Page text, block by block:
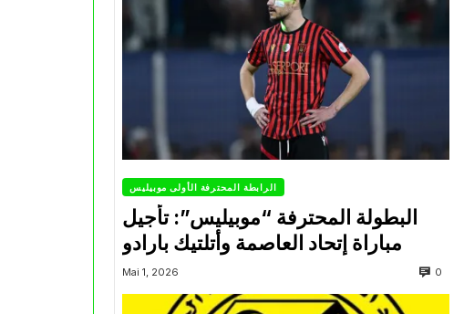
الرابطة المحترفة الأولى موبيليس
البطولة المحترفة “موبيليس”: تأجيل
مباراة إتحاد العاصمة وأتلتيك بارادو
Mai 1, 2026 0